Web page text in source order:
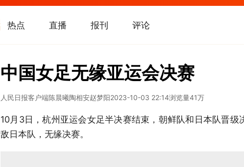
热点 直播 报刊 评论
中国女足无缘亚运会决赛
人民日报客户端陈晨曦陶相安赵梦阳2023-10-03 22:14浏览量41万
10月3日，杭州亚运会女足半决赛结束，朝鲜队和日本队晋
敌日本队，无缘决赛。